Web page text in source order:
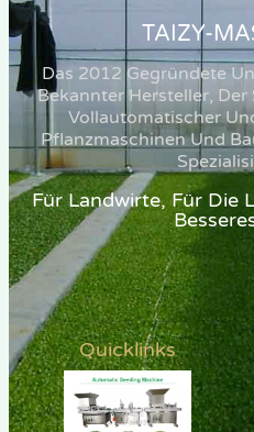
TAIZY-
Das 2012 Gegründete
Bekannter Hersteller,
Vollautomatischer
Pflanzmaschinen Und
Für Landwirte, Für Die
Quicklinks